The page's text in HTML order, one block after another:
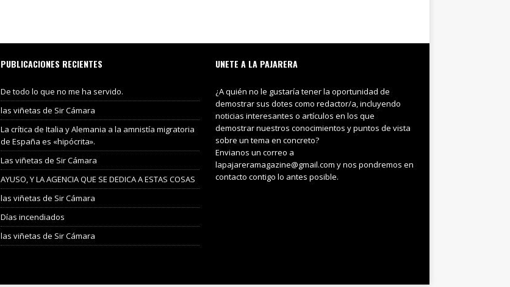
PUBLICACIONES RECIENTES
De todo lo que no me ha servido.
las viñetas de Sir Cámara
La crítica de Italia y Alemania a la amnistía migratoria
de España es «hipócrita».
Las viñetas de Sir Cámara
AYUSO, Y LA AGENCIA QUE SE DEDICA A ESTAS COSAS
las viñetas de Sir Cámara
Días incendiados
las viñetas de Sir Cámara
UNETE A LA PAJARERA
¿A quién no le gustaría tener la oportunidad de
demostrar sus dotes como redactor/a, incluyendo
noticias interesantes o artículos en los que
demostrar nuestros conocimientos y puntos de vista
sobre un tema en concreto?
Envianos un correo a
lapajareramagazine@gmail.com y nos pondremos en
contacto contigo lo antes posible.